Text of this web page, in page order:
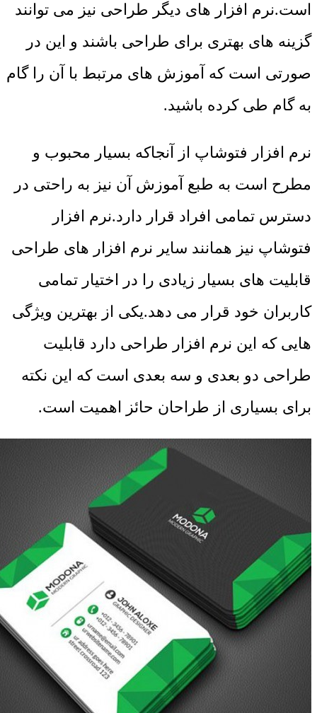
است.نرم افزار های دیگر طراحی نیز می توانند
گزینه های بهتری برای طراحی باشند و این در
صورتی است که آموزش های مرتبط با آن را گام
به گام طی کرده باشید.
نرم افزار فتوشاپ از آنجاکه بسیار محبوب و
مطرح است به طبع آموزش آن نیز به راحتی در
دسترس تمامی افراد قرار دارد.نرم افزار
فتوشاپ نیز همانند سایر نرم افزار های طراحی
قابلیت های بسیار زیادی را در اختیار تمامی
کاربران خود قرار می دهد.یکی از بهترین ویژگی
هایی که این نرم افزار طراحی دارد قابلیت
طراحی دو بعدی و سه بعدی است که این نکته
برای بسیاری از طراحان حائز اهمیت است.